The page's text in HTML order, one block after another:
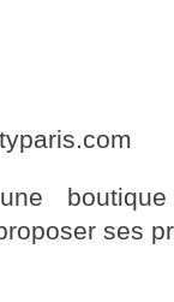
une
ses